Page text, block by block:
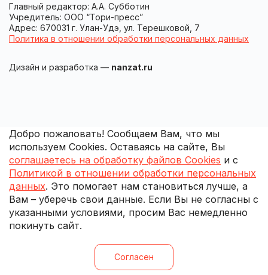
Главный редактор: А.А. Субботин
Учредитель: ООО “Тори-пресс”
Адрес: 670031 г. Улан-Удэ, ул. Терешковой, 7
Политика в отношении обработки персональных данных
Дизайн и разработка — nanzat.ru
Добро пожаловать! Сообщаем Вам, что мы
используем Cookies. Оставаясь на сайте, Вы
соглашаетесь на обработку файлов Cookies и с
Политикой в отношении обработки персональных
данных. Это помогает нам становиться лучше, а
Вам – уберечь свои данные. Если Вы не согласны с
указанными условиями, просим Вас немедленно
покинуть сайт.
Согласен